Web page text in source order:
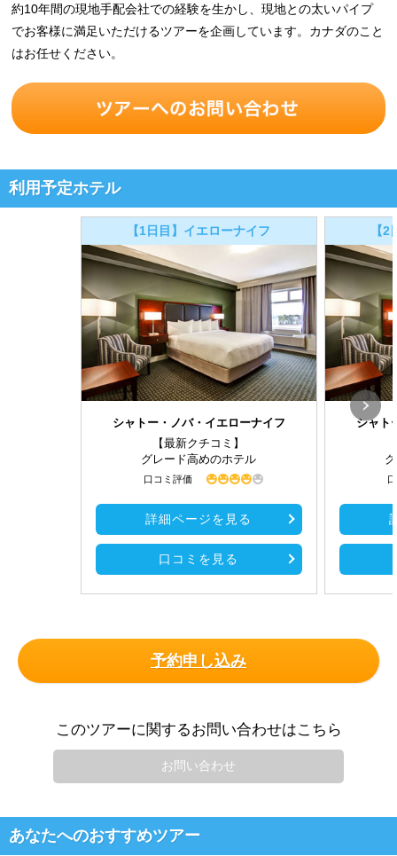
約10年間の現地手配会社での経験を生かし、現地との太いパイプ
でお客様に満足いただけるツアーを企画しています。カナダのこと
はお任せください。
利用予定ホテル
【1日目】イエローナイフ
シャトー・ノバ・イエローナイフ
【最新クチコミ】
グレード高めのホテル
口コミ評価
詳細ページを見る
口コミを見る
【
シャト
予約申し込み
このツアーに関するお問い合わせはこちら
お問い合わせ
あなたへのおすすめツアー